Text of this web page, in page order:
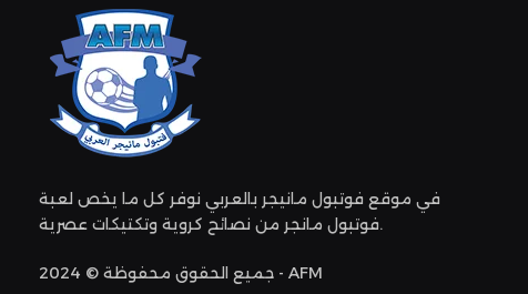
في موقع فوتبول مانيجر بالعربي نوفر كل ما يخص لعبة
فوتبول مانجر من نصائح كروية وتكتيكات عصرية.
جميع الحقوق محفوظة © 2024 - AFM